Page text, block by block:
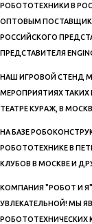
РОБОТОТЕХНИКИ В
ОПТОВЫМ
РОССИЙСКОГО
ПРЕДСТАВИТЕЛЯ
НАШ ИГРОВОЙ СТЕНД
МЕРОПРИЯТИЯХ
ТЕАТРЕ КУРАЖ, В
НА БАЗЕ
РОБОТОТЕХНИКЕ В
КЛУБОВ В МОСКВЕ И
КОМПАНИЯ "РОБОТ И
УВЛЕКАТЕЛЬНОЙ! МЫ
РОБОТОТЕХНИЧЕСКИХ